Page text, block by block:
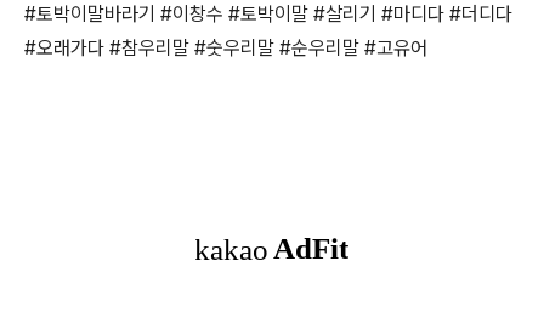
#토박이말바라기 #이창수 #토박이말 #살리기 #마디다 #더디다
#오래가다 #참우리말 #숫우리말 #순우리말 #고유어